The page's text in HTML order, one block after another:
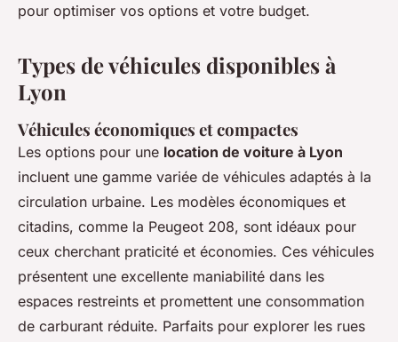
pour optimiser vos options et votre budget.
Types de véhicules disponibles à
Lyon
Véhicules économiques et compactes
Les options pour une location de voiture à Lyon
incluent une gamme variée de véhicules adaptés à la
circulation urbaine. Les modèles économiques et
citadins, comme la Peugeot 208, sont idéaux pour
ceux cherchant praticité et économies. Ces véhicules
présentent une excellente maniabilité dans les
espaces restreints et promettent une consommation
de carburant réduite. Parfaits pour explorer les rues